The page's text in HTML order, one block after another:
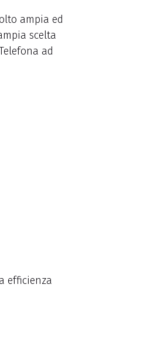
ampia ed
scelta
ad
efficienza